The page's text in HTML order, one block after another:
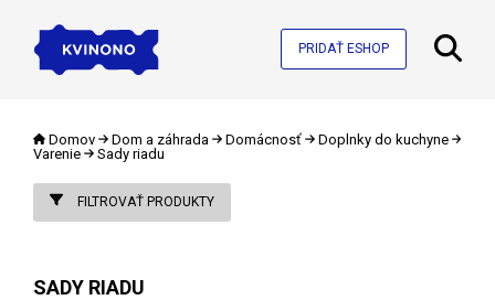
PRIDAŤ ESHOP
Domov Dom a záhrada Domácnosť
Doplnky do kuchyne
Varenie
Sady riadu
FILTROVAŤ PRODUKTY
SADY RIADU